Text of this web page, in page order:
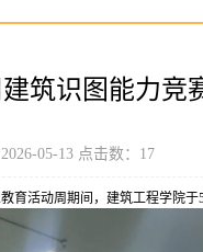
筑识图能力竞
05-13 点击数： 17
活动周期间，建筑工程学院于